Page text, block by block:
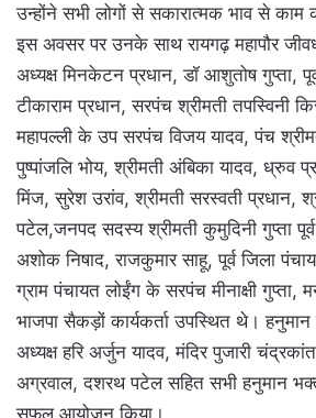
उन्होंने सभी लोगों से सकारात्मक भाव से
इस अवसर पर उनके साथ रायगढ़ महापौर
अध्यक्ष मिनकेटन प्रधान, डॉ आशुतोष गुप्ता,
टीकाराम प्रधान, सरपंच श्रीमती तपस्विनी
महापल्ली के उप सरपंच विजय यादव, पंच
पुष्पांजलि भोय, श्रीमती अंबिका यादव, ध्रुव
मिंज, सुरेश उरांव, श्रीमती सरस्वती प्रधान,
पटेल,जनपद सदस्य श्रीमती कुमुदिनी गुप्ता
अशोक निषाद, राजकुमार साहू, पूर्व जिला
ग्राम पंचायत लोईंग के सरपंच मीनाक्षी गुप्ता,
भाजपा सैकड़ों कार्यकर्ता उपस्थित थे।
अध्यक्ष हरि अर्जुन यादव, मंदिर पुजारी
अग्रवाल, दशरथ पटेल सहित सभी हनुमान
सफल आयोजन किया।